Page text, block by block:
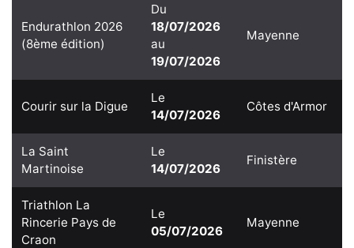
Endurathlon 2026
(8ème édition)
Du
18/07/2026
au
19/07/2026
Mayenne
Courir sur la Digue
Le
14/07/2026
Côtes d'Armor
La Saint
Martinoise
Le
14/07/2026
Finistère
Triathlon La
Rincerie Pays de
Craon
Le
05/07/2026
Mayenne